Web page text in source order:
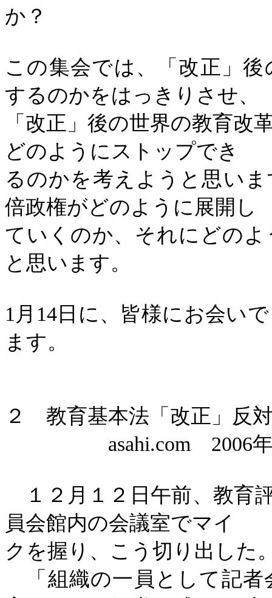
か？
この集会では、「改正」
するのかをはっきりさせ、
「改正」後の世界の教育
どのようにストップでき
るのかを考えようと思い
倍政権がどのように展開し
ていくのか、それにどの
と思います。
1 月 14日に、皆様にお会い
ます。
２ 教育基本法「改正」反
asahi.com
2006
１２月１２日午前、教育
員会館内の会議室でマイ
クを握り、こう切り出した
「組織の一員として記者